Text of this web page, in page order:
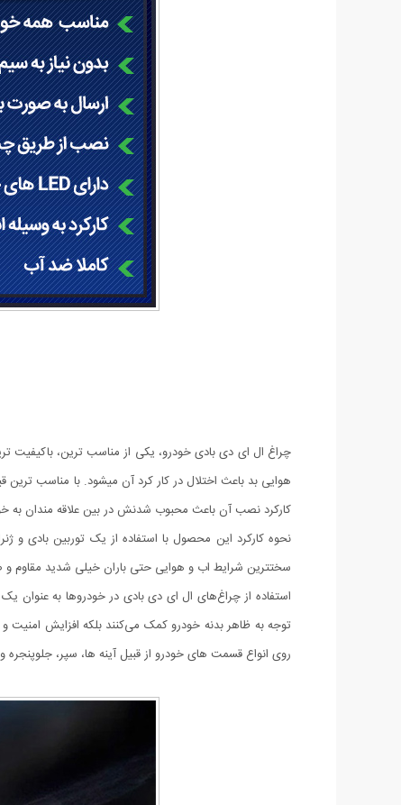
چراغ ال ای دی بادی خودرو، یکی از مناسب ترین، باکیفیت
هوایی بد باعث اختلال در کار کرد آن میشود. با مناسب
کارکرد نصب آن باعث محبوب شدنش در بین علاقه مندان به
سختترین شرایط اب و هوایی حتی باران خیلی شدید مقاوم و ضد آب است. این کالا به طول 12 و عرض 4 سانتی متر طراحی شده و
استفاده از چراغ‌های ال ای دی بادی در خودروها به عنوان
روی انواع قسمت های خودرو از قبیل آینه ها، سپر،